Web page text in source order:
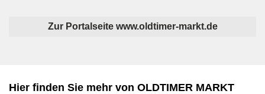
Zur Portalseite www.oldtimer-markt.de
Hier finden Sie mehr von OLDTIMER MARKT